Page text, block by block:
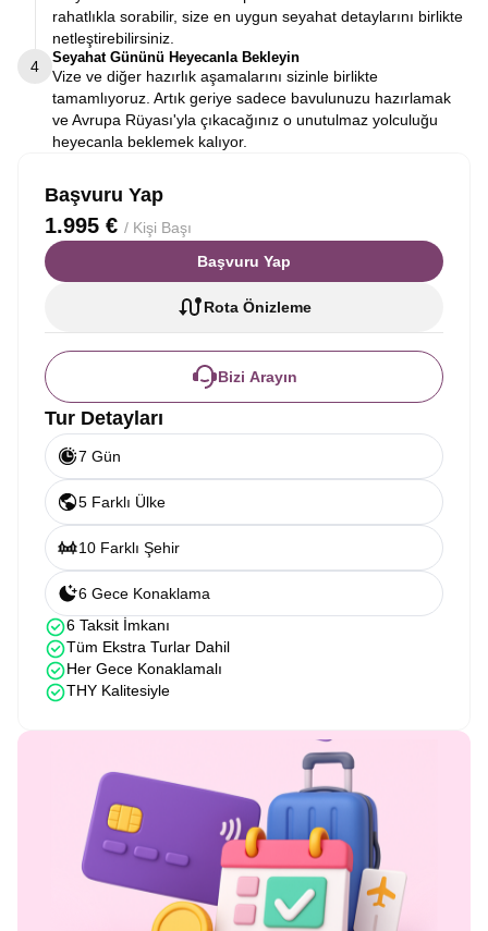
rahatlıkla sorabilir, size en uygun seyahat detaylarını birlikte
netleştirebilirsiniz.
4
Seyahat Gününü Heyecanla Bekleyin
Vize ve diğer hazırlık aşamalarını sizinle birlikte
tamamlıyoruz. Artık geriye sadece bavulunuzu hazırlamak
ve Avrupa Rüyası'yla çıkacağınız o unutulmaz yolculuğu
heyecanla beklemek kalıyor.
Başvuru Yap
1.995 € / Kişi Başı
Başvuru Yap
Rota Önizleme
Bizi Arayın
Tur Detayları
7 Gün
5 Farklı Ülke
10 Farklı Şehir
6 Gece Konaklama
6 Taksit İmkanı
Tüm Ekstra Turlar Dahil
Her Gece Konaklamalı
THY Kalitesiyle